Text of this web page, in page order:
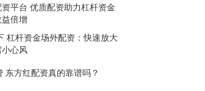
平台 优质配资助力杠杆资金
倍增
杠杆资金场外配资：快速放大
心风
东方红配资真的靠谱吗？